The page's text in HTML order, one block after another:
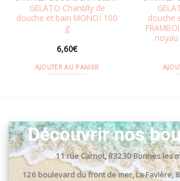
GELATO Chantilly de
douche et bain MONOÏ 100
g
6,60€
AJOUTER AU PANIER
douche
noyau
Découvrir nos
11 rue Carnot, 83230 Bormes les
126 boulevard du front de mer, La Favière,